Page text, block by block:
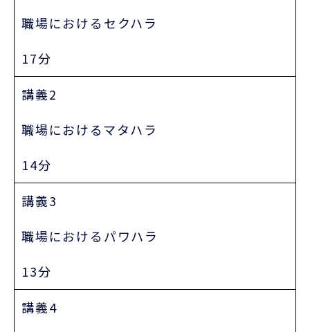
職場におけるセクハラ
17分
講義2
職場におけるマタハラ
14分
講義3
職場におけるパワハラ
13分
講義4